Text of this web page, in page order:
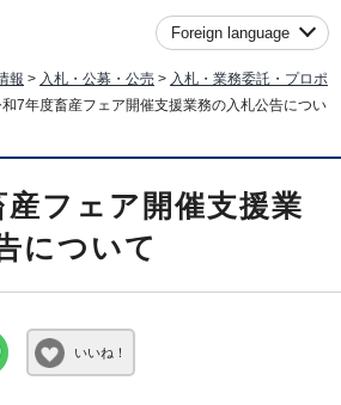
Foreign language
報 > 入札・公募・公売 > 入札・業務委託・プロポ
7年度畜産フェア開催支援業務の入札公告につい
フェア開催支援業
について
いいね！